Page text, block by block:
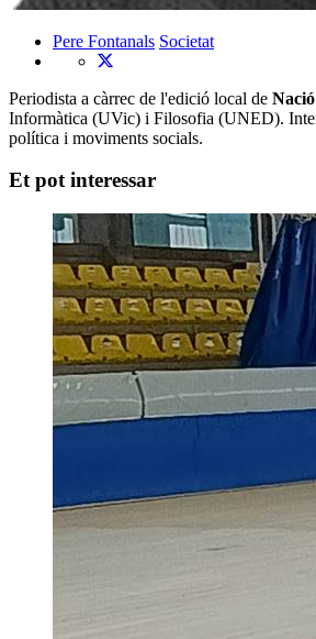
Pere Fontanals Societat
Periodista a càrrec de l'edició local de Nació
Informàtica (UVic) i Filosofia (UNED).
política i moviments socials.
Et pot interessar